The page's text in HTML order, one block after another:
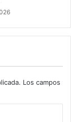
Los campos